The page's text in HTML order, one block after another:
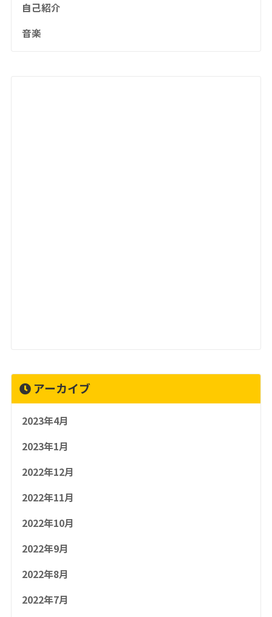
自己紹介
音楽
アーカイブ
2023年4月
2023年1月
2022年12月
2022年11月
2022年10月
2022年9月
2022年8月
2022年7月